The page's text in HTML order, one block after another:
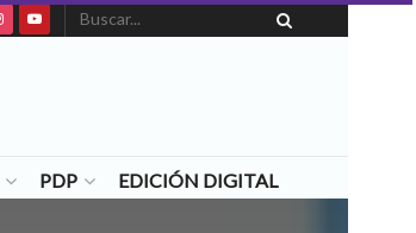
PDP EDICIÓN DIGITAL